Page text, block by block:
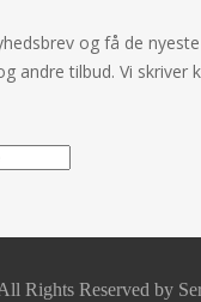
og få de
andre tilbud. Vi skriver
All Rights Reserved